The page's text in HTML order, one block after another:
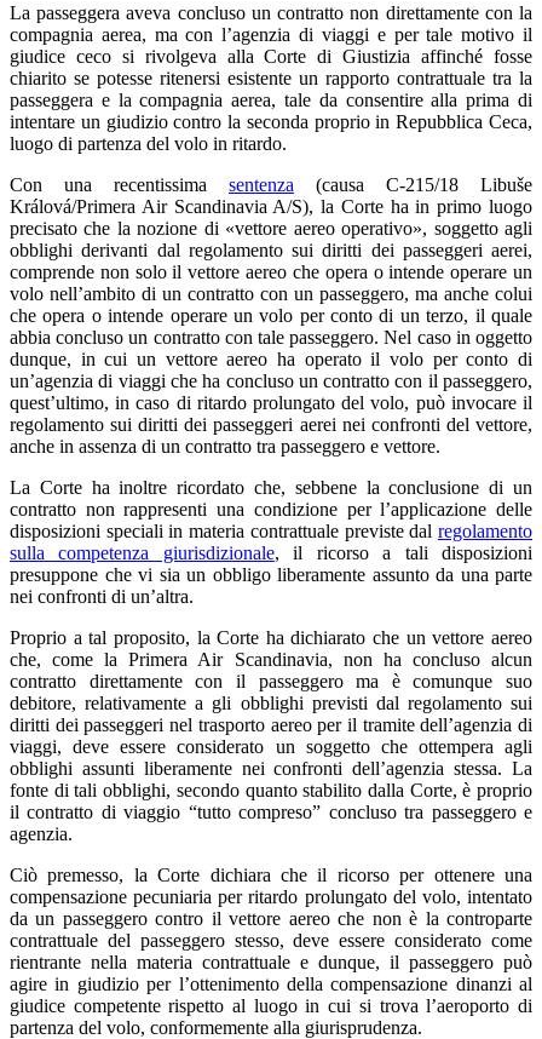
La passeggera aveva concluso un contratto non direttamente con la
compagnia aerea, ma con l’agenzia di viaggi e per tale motivo il
giudice ceco si rivolgeva alla Corte di Giustizia affinché fosse
chiarito se potesse ritenersi esistente un rapporto contrattuale tra la
passeggera e la compagnia aerea, tale da consentire alla prima di
intentare un giudizio contro la seconda proprio in Repubblica Ceca,
luogo di partenza del volo in ritardo.
Con una recentissima sentenza (causa C-215/18 Libuše
Králová/Primera Air Scandinavia A/S), la Corte ha in primo luogo
precisato che la nozione di «vettore aereo operativo», soggetto agli
obblighi derivanti dal regolamento sui diritti dei passeggeri aerei,
comprende non solo il vettore aereo che opera o intende operare un
volo nell’ambito di un contratto con un passeggero, ma anche colui
che opera o intende operare un volo per conto di un terzo, il quale
abbia concluso un contratto con tale passeggero. Nel caso in oggetto
dunque, in cui un vettore aereo ha operato il volo per conto di
un’agenzia di viaggi che ha concluso un contratto con il passeggero,
quest’ultimo, in caso di ritardo prolungato del volo, può invocare il
regolamento sui diritti dei passeggeri aerei nei confronti del vettore,
anche in assenza di un contratto tra passeggero e vettore.
La Corte ha inoltre ricordato che, sebbene la conclusione di un
contratto non rappresenti una condizione per l’applicazione delle
disposizioni speciali in materia contrattuale previste dal regolamento
sulla competenza giurisdizionale, il ricorso a tali disposizioni
presuppone che vi sia un obbligo liberamente assunto da una parte
nei confronti di un’altra.
Proprio a tal proposito, la Corte ha dichiarato che un vettore aereo
che, come la Primera Air Scandinavia, non ha concluso alcun
contratto direttamente con il passeggero ma è comunque suo
debitore, relativamente a gli obblighi previsti dal regolamento sui
diritti dei passeggeri nel trasporto aereo per il tramite dell’agenzia di
viaggi, deve essere considerato un soggetto che ottempera agli
obblighi assunti liberamente nei confronti dell’agenzia stessa. La
fonte di tali obblighi, secondo quanto stabilito dalla Corte, è proprio
il contratto di viaggio “tutto compreso” concluso tra passeggero e
agenzia.
Ciò premesso, la Corte dichiara che il ricorso per ottenere una
compensazione pecuniaria per ritardo prolungato del volo, intentato
da un passeggero contro il vettore aereo che non è la controparte
contrattuale del passeggero stesso, deve essere considerato come
rientrante nella materia contrattuale e dunque, il passeggero può
agire in giudizio per l’ottenimento della compensazione dinanzi al
giudice competente rispetto al luogo in cui si trova l’aeroporto di
partenza del volo, conformemente alla giurisprudenza.